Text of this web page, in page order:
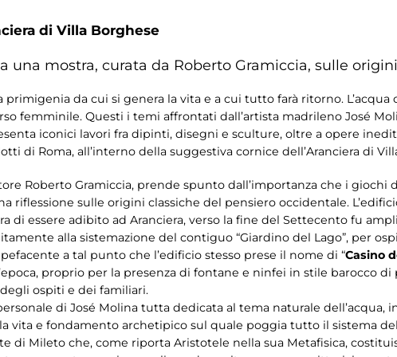
di Villa Borghese
una mostra, curata da Roberto Gramiccia, sulle
primigenia da cui si genera la vita e a cui tutto farà ritorno.
femminile. Questi i temi affrontati dall’artista madrileno José
iconici lavori fra dipinti, disegni e sculture, oltre a opere
di Roma, all’interno della suggestiva cornice dell’Aranciera di
Roberto Gramiccia, prende spunto dall’importanza che i giochi
riflessione sulle origini classiche del pensiero occidentale.
di essere adibito ad Aranciera, verso la fine del Settecento fu
alla sistemazione del contiguo “Giardino del Lago”, per
a tal punto che l’edificio stesso prese il nome di “Casino
proprio per la presenza di fontane e ninfei in stile barocco
ospiti e dei familiari.
di José Molina tutta dedicata al tema naturale dell’acqua,
vita e fondamento archetipico sul quale poggia tutto il sistema
di Mileto che, come riporta Aristotele nella sua Metafisica,